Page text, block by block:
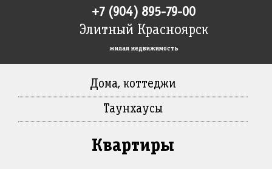
Элитный Красноярск
жилая недвижимость
+7 (904) 895-79-00
Дома, коттеджи
Таунхаусы
Квартиры